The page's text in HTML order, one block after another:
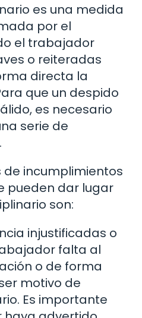
es una medida
por el
el trabajador
o reiteradas
directa la
que un despido
es necesario
serie de
incumplimientos
pueden dar lugar
son:
injustificadas o
falta al
o de forma
motivo de
Es importante